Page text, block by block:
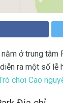
ở trung
ra một số
chơi Cao